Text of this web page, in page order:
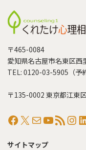
〒465-0084
愛知県名古屋市名東区
TEL: 0120-03-5905（予
〒135-0002 東京都江東
Facebook
X メール RSS フィード
サイトマップ